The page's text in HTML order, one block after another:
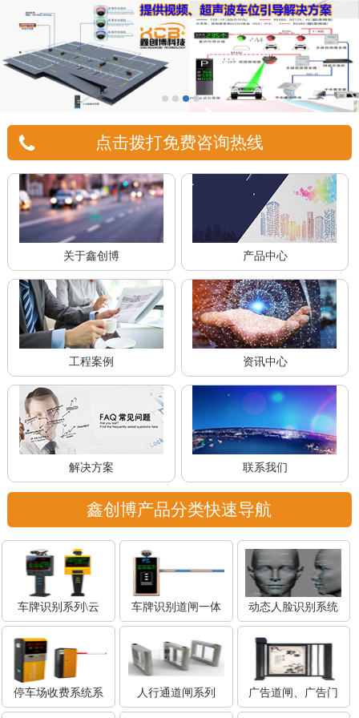
点击拨打免费咨询热线
关于鑫创博 产品中心
工程案例 资讯中心
解决方案 联系我们
鑫创博产品分类快速导航
车牌识别系列\云 车牌识别道闸一体 动态人脸识别系统
停车场收费系统系 人行通道闸系列 广告道闸、广告门